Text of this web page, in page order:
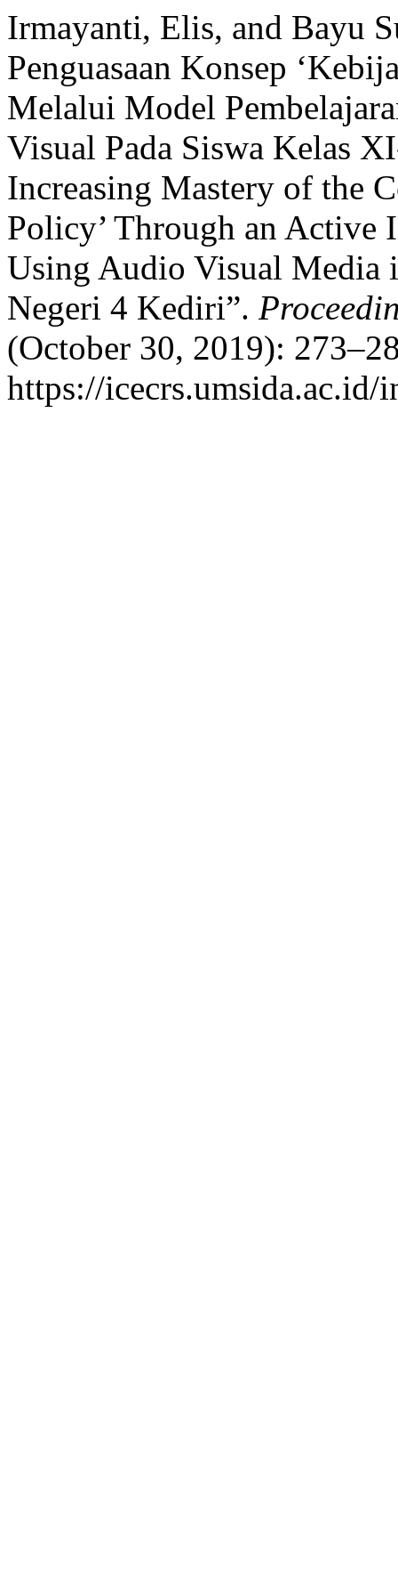
Irmayanti, Elis, and Bayu
Penguasaan Konsep
Melalui Model
Visual Pada Siswa Kelas
Increasing Mastery of the
Policy’ Through an Active
Using Audio Visual Media
Negeri 4 Kediri”.
(October 30, 2019):
https://